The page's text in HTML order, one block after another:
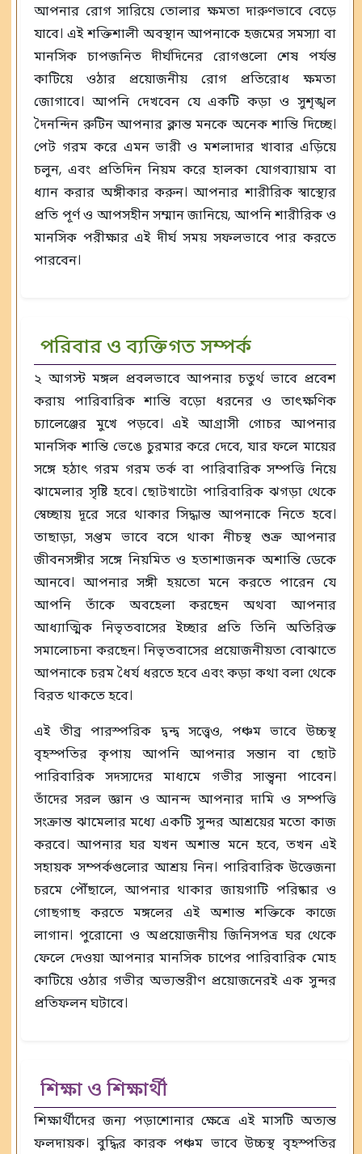
আপনার রোগ সারিয়ে তোলার ক্ষমতা দারুণভাবে বেড়ে
যাবে। এই শক্তিশালী অবস্থান আপনাকে হজমের সমস্যা বা
মানসিক চাপজনিত দীর্ঘদিনের রোগগুলো শেষ পর্যন্ত
কাটিয়ে ওঠার প্রয়োজনীয় রোগ প্রতিরোধ ক্ষমতা
জোগাবে। আপনি দেখবেন যে একটি কড়া ও সুশৃঙ্খল
দৈনন্দিন রুটিন আপনার ক্লান্ত মনকে অনেক শান্তি দিচ্ছে।
পেট গরম করে এমন ভারী ও মশলাদার খাবার এড়িয়ে
চলুন, এবং প্রতিদিন নিয়ম করে হালকা যোগব্যায়াম বা
ধ্যান করার অঙ্গীকার করুন। আপনার শারীরিক স্বাস্থ্যের
প্রতি পূর্ণ ও আপসহীন সম্মান জানিয়ে, আপনি শারীরিক ও
মানসিক পরীক্ষার এই দীর্ঘ সময় সফলভাবে পার করতে
পারবেন।
পরিবার ও ব্যক্তিগত সম্পর্ক
২ আগস্ট মঙ্গল প্রবলভাবে আপনার চতুর্থ ভাবে প্রবেশ
করায় পারিবারিক শান্তি বড়ো ধরনের ও তাৎক্ষণিক
চ্যালেঞ্জের মুখে পড়বে। এই আগ্রাসী গোচর আপনার
মানসিক শান্তি ভেঙে চুরমার করে দেবে, যার ফলে মায়ের
সঙ্গে হঠাৎ গরম গরম তর্ক বা পারিবারিক সম্পত্তি নিয়ে
ঝামেলার সৃষ্টি হবে। ছোটখাটো পারিবারিক ঝগড়া থেকে
স্বেচ্ছায় দূরে সরে থাকার সিদ্ধান্ত আপনাকে নিতে হবে।
তাছাড়া, সপ্তম ভাবে বসে থাকা নীচস্থ শুক্র আপনার
জীবনসঙ্গীর সঙ্গে নিয়মিত ও হতাশাজনক অশান্তি ডেকে
আনবে। আপনার সঙ্গী হয়তো মনে করতে পারেন যে
আপনি তাঁকে অবহেলা করছেন অথবা আপনার
আধ্যাত্মিক নিভৃতবাসের ইচ্ছার প্রতি তিনি অতিরিক্ত
সমালোচনা করছেন। নিভৃতবাসের প্রয়োজনীয়তা বোঝাতে
আপনাকে চরম ধৈর্য ধরতে হবে এবং কড়া কথা বলা থেকে
বিরত থাকতে হবে।
এই তীব্র পারস্পরিক দ্বন্দ্ব সত্ত্বেও, পঞ্চম ভাবে উচ্চস্থ
বৃহস্পতির কৃপায় আপনি আপনার সন্তান বা ছোট
পারিবারিক সদস্যদের মাধ্যমে গভীর সান্ত্বনা পাবেন।
তাঁদের সরল জ্ঞান ও আনন্দ আপনার দামি ও সম্পত্তি
সংক্রান্ত ঝামেলার মধ্যে একটি সুন্দর আশ্রয়ের মতো কাজ
করবে। আপনার ঘর যখন অশান্ত মনে হবে, তখন এই
সহায়ক সম্পর্কগুলোর আশ্রয় নিন। পারিবারিক উত্তেজনা
চরমে পৌঁছালে, আপনার থাকার জায়গাটি পরিষ্কার ও
গোছগাছ করতে মঙ্গলের এই অশান্ত শক্তিকে কাজে
লাগান। পুরোনো ও অপ্রয়োজনীয় জিনিসপত্র ঘর থেকে
ফেলে দেওয়া আপনার মানসিক চাপের পারিবারিক মোহ
কাটিয়ে ওঠার গভীর অভ্যন্তরীণ প্রয়োজনেরই এক সুন্দর
প্রতিফলন ঘটাবে।
শিক্ষা ও শিক্ষার্থী
শিক্ষার্থীদের জন্য পড়াশোনার ক্ষেত্রে এই মাসটি অত্যন্ত
ফলদায়ক। বুদ্ধির কারক পঞ্চম ভাবে উচ্চস্থ বৃহস্পতির